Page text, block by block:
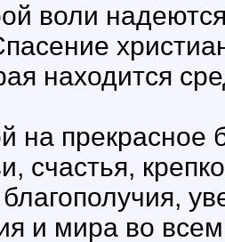
воли
находится
на
счастья,
и мира во